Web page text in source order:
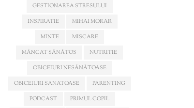
GESTIONAREA STRESULUI
INSPIRATIE
MIHAI MORAR
MINTE
MISCARE
MÂNCAT SĂNĂTOS
NUTRITIE
OBICEIURI NESĂNĂTOASE
OBICEIURI SANATOASE
PARENTING
PODCAST
PRIMUL COPIL